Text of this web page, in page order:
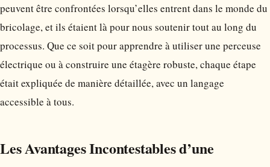
peuvent être confrontées lorsqu’elles entrent dans le monde du
bricolage, et ils étaient là pour nous soutenir tout au long du
processus. Que ce soit pour apprendre à utiliser une perceuse
électrique ou à construire une étagère robuste, chaque étape
était expliquée de manière détaillée, avec un langage
accessible à tous.
Les Avantages Incontestables d’une